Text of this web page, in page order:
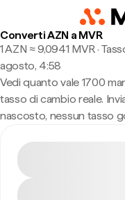
Converti AZN a MVR
1 AZN ≈ 9,0941 MVR ·
agosto, 4:58
Vedi quanto vale 1700
tasso di cambio reale.
nascosto, nessun tasso